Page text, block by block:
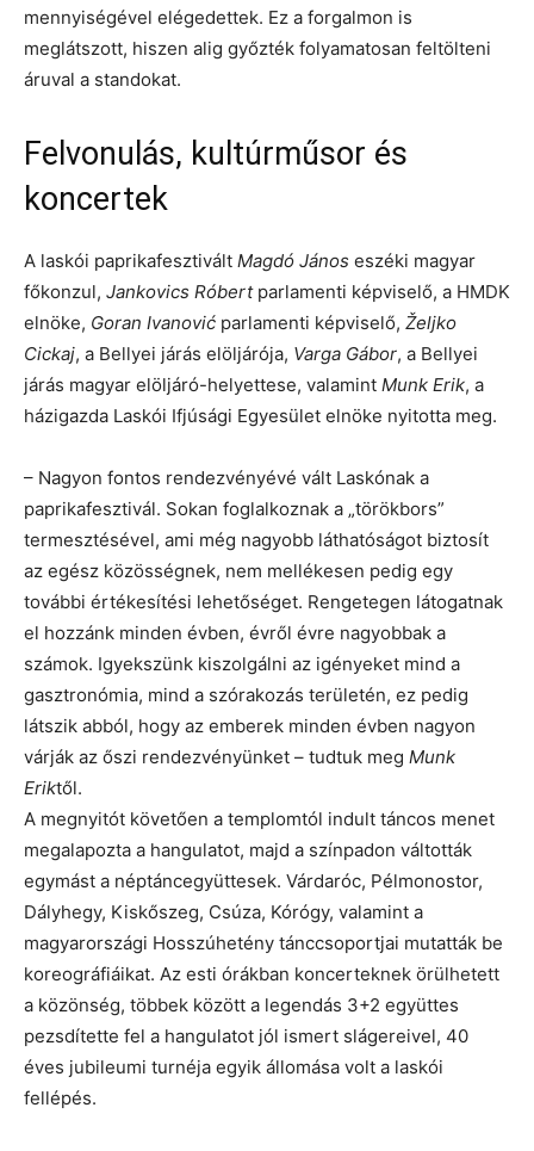
mennyiségével elégedettek. Ez a forgalmon is
meglátszott, hiszen alig győzték folyamatosan feltölteni
áruval a standokat.
Felvonulás, kultúrműsor és
koncertek
A laskói paprikafesztivált Magdó János eszéki magyar
főkonzul, Jankovics Róbert parlamenti képviselő, a HMDK
elnöke, Goran Ivanović parlamenti képviselő, Željko
Cickaj, a Bellyei járás elöljárója, Varga Gábor, a Bellyei
járás magyar elöljáró-helyettese, valamint Munk Erik, a
házigazda Laskói Ifjúsági Egyesület elnöke nyitotta meg.
– Nagyon fontos rendezvényévé vált Laskónak a
paprikafesztivál. Sokan foglalkoznak a „törökbors”
termesztésével, ami még nagyobb láthatóságot biztosít
az egész közösségnek, nem mellékesen pedig egy
további értékesítési lehetőséget. Rengetegen látogatnak
el hozzánk minden évben, évről évre nagyobbak a
számok. Igyekszünk kiszolgálni az igényeket mind a
gasztronómia, mind a szórakozás területén, ez pedig
látszik abból, hogy az emberek minden évben nagyon
várják az őszi rendezvényünket – tudtuk meg Munk
Eriktől.
A megnyitót követően a templomtól indult táncos menet
megalapozta a hangulatot, majd a színpadon váltották
egymást a néptáncegyüttesek. Várdaróc, Pélmonostor,
Dályhegy, Kiskőszeg, Csúza, Kórógy, valamint a
magyarországi Hosszúhetény tánccsoportjai mutatták be
koreográfiáikat. Az esti órákban koncerteknek örülhetett
a közönség, többek között a legendás 3+2 együttes
pezsdítette fel a hangulatot jól ismert slágereivel, 40
éves jubileumi turnéja egyik állomása volt a laskói
fellépés.